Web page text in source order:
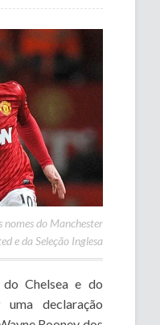
nomes do Manchester
e da Seleção Inglesa
Chelsea e do
declaração